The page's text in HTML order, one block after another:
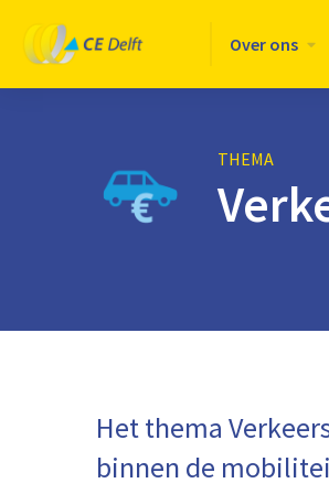
Logo
CE
Delft
Over ons
THEMA
Het thema
binnen de